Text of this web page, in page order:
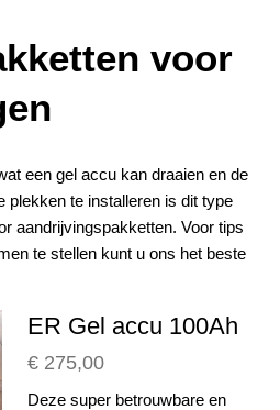
voor
een gel accu kan draaien en de
plekken te installeren is dit type
aandrijvingspakketten. Voor tips
te stellen kunt u ons het beste
ER Gel accu 100Ah
€ 275,00
Deze super betrouwbare en